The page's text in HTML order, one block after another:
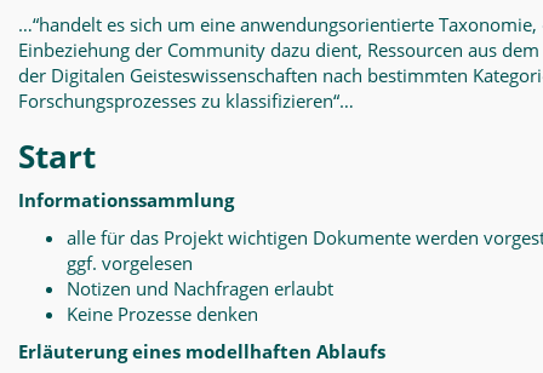
…“handelt es sich um eine anwendungsorientierte
Einbeziehung der Community dazu dient, Ressourcen aus
der Digitalen Geisteswissenschaften nach bestimmten
Forschungsprozesses zu klassifizieren“…
Start
Informationssammlung
alle für das Projekt wichtigen Dokumente werden
ggf. vorgelesen
Notizen und Nachfragen erlaubt
Keine Prozesse denken
Erläuterung eines modellhaften Ablaufs